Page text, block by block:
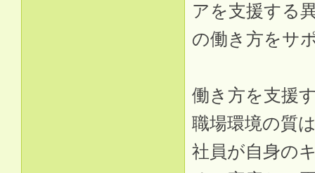
アを支援する
の働き方をサ
働き方を支援
職場環境の質
社員が自身の